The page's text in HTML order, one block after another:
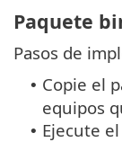
Paquete
Pasos de
• Copie el
equipos
• Ejecute